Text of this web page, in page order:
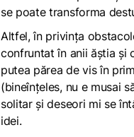
se poate transforma
Altfel, în privința
confruntat în anii ăștia și
putea părea de vis în
(bineînțeles, nu e musai
solitar și deseori mi se
idei.